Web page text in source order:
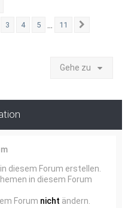
11
3 4 5 11
Gehe zu
diesem Forum erstellen.
in diesem Forum
Forum nicht ändern.